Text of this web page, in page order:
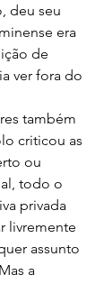
deu seu
era
de
ver fora do
criticou as
ou
todo o
privada
livremente
assunto
a